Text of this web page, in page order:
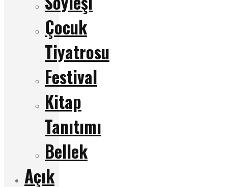
Çocuk
Tiyatrosu
Festival
Kitap
Tanıtımı
Bellek
Açık